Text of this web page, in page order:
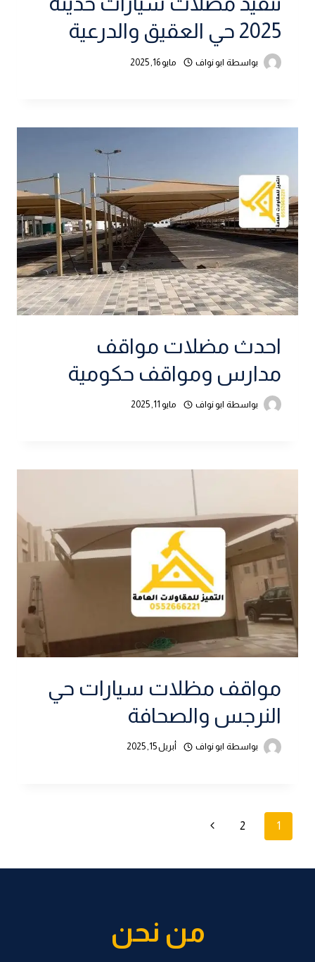
2025 حي العقيق والدرعية
بواسطة ابو نواف مايو 16, 2025
احدث مضلات مواقف
مدارس ومواقف حكومية
بواسطة ابو نواف مايو 11, 2025
مواقف مظلات سيارات حي
النرجس والصحافة
بواسطة ابو نواف أبريل 15, 2025
تنقل
الصفحة
1
2 الصفحة
من نحن